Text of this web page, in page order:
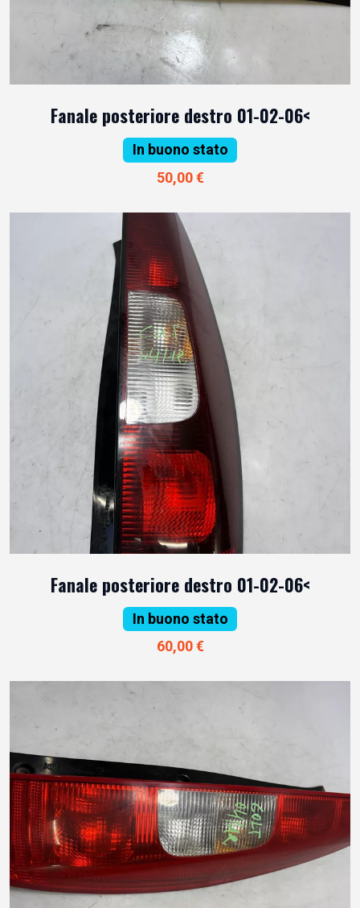
Fanale posteriore destro 01-02-06<
In buono stato
50,00 €
Fanale posteriore destro 01-02-06<
In buono stato
60,00 €